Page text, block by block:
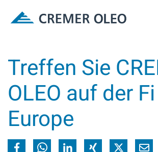
Treffen Sie
OLEO auf der Fi
Europe